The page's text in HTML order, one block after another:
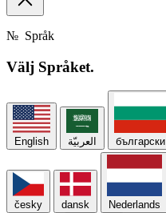
№ Språk
Välj Språket.
English العربيّة български
česky dansk Nederlands